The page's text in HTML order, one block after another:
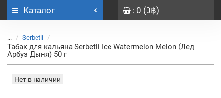
Каталог : 0 (0฿)
... Serbetli
Табак для кальяна Serbetli Ice Watermelon Melon (Лед
Арбуз Дыня) 50 г
Нет в наличии